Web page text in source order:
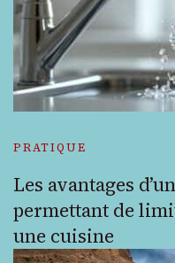
PRATIQUE
Les avantages
permettant de
une cuisine